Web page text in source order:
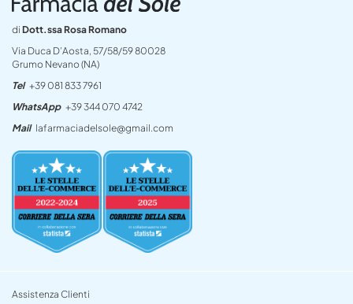
di Dott.ssa Rosa Romano
Via Duca D’Aosta, 57/58/59 80028
Grumo Nevano (NA)
Tel +39 081 833 7961
WhatsApp +39 344 070 4742
Mail lafarmaciadelsole@gmail.com
Assistenza Clienti